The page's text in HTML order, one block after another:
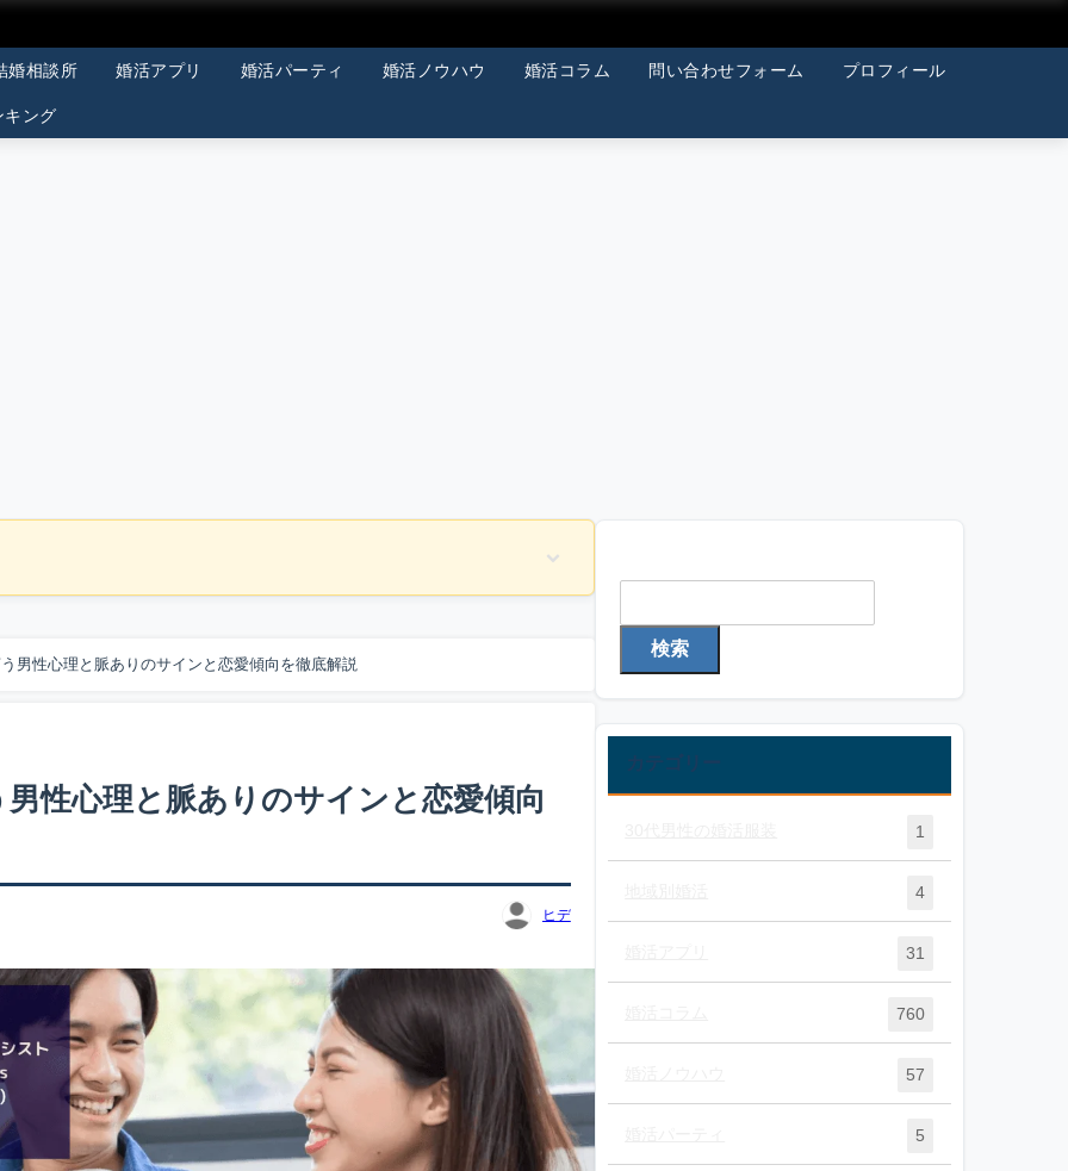
婚相談所 婚活アプリ 婚活パーティ 婚活ノウハウ 婚活コラム 問い合わせフォーム プロフィール
キング
男性心理と脈ありのサインと恋愛傾向を徹底解説
性心理と脈ありのサインと恋愛傾向
ヒデ
検索
カテゴリー
1
4
31
760
57
5